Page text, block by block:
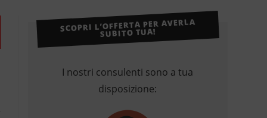
SCOPRI L’OFFERTA PER AVERLA
SUBITO TUA!
I nostri consulenti sono a tua
disposizione: